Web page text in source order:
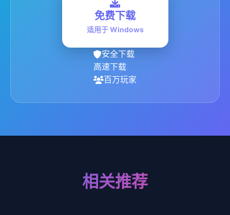
免费下载
适用于 Windows
安全下载
高速下载
百万玩家
相关推荐